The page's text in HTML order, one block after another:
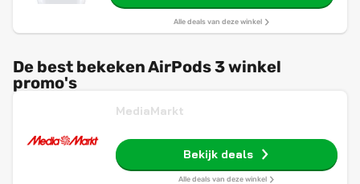
Alle deals van deze winkel
De best bekeken AirPods 3 winkel
promo's
MediaMarkt
Bekijk deals
Alle deals van deze winkel